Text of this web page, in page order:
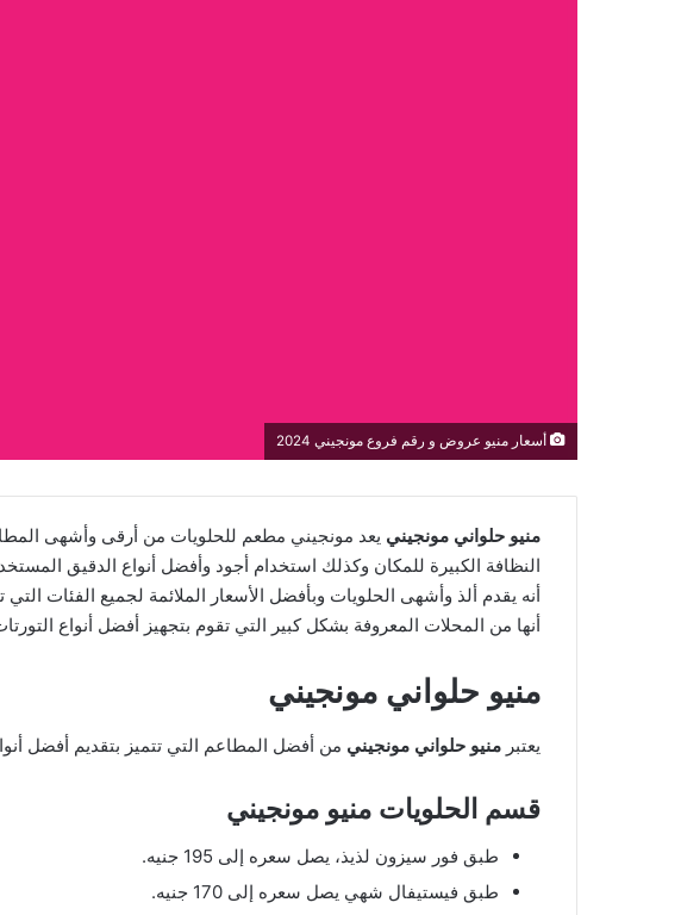
أسعار منيو عروض و رقم فروع مونجيني 2024
منيو حلواني مونجيني يعد مونجيني مطعم للحلويات من أرقى وأشهى
النظافة الكبيرة للمكان وكذلك استخدام أجود وأفضل أنواع الدقيق
أنها من المحلات المعروفة بشكل كبير التي تقوم بتجهيز أفضل أنواع
منيو حلواني مونجيني
يعتبر منيو حلواني مونجيني من أفضل المطاعم التي تتميز بتقديم أفضل
قسم الحلويات منيو مونجيني
طبق فور سيزون لذيذ، يصل سعره إلى 195 جنيه.
طبق فيستيفال شهي يصل سعره إلى 170 جنيه.